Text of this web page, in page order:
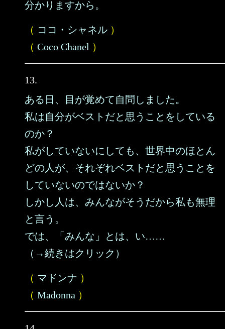
分かりますから。
（ ココ・シャネル ）
（ Coco Chanel ）
13.
ある日、目が覚めて自問しました。
私は自分がベストだと思うことをしている
のか？
私がしていないにしても、世界中のほとん
どの人が、それぞれベストだと思うことを
していないのではないか？
しかし人は、みんながそうだから私も無理
と言う。
では、「みんな」とは、い……
（→続きはクリック）
（ マドンナ ）
（ Madonna ）